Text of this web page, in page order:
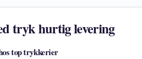
tryk hurtig levering
top trykkerier